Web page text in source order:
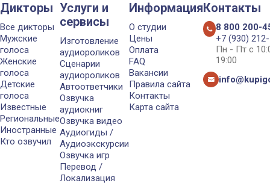
Дикторы
Все дикторы
Мужские
голоса
Женские
голоса
Детские
голоса
Известные
Региональные
Иностранные
Кто озвучил
Услуги и
сервисы
Изготовление
аудиороликов
Сценарии
аудиороликов
Автоответчики
Озвучка
аудиокниг
Озвучка видео
Аудиогиды /
Аудиоэкскурсии
Озвучка игр
Перевод /
Локализация
Информация
О студии
Цены
Оплата
FAQ
Вакансии
Правила сайта
Контакты
Карта сайта
Контакты
8 800 200-
+7 (930)
Пн - Пт с
19:00